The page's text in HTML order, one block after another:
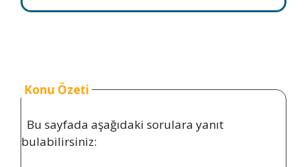
Konu Özeti
Bu sayfada aşağıdaki sorulara yanıt
bulabilirsiniz: